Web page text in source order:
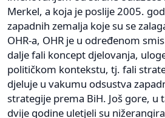
Merkel, a koja je poslije 2005.
zapadnih zemalja koje su se
OHR-a, OHR je u određenom
dalje fali koncept djelovanja,
političkom kontekstu, tj. fali
djeluje u vakumu odsustva
strategije prema BiH. Još gore, u
dvije godine uletjeli su